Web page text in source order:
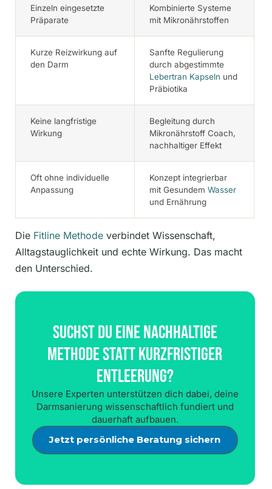
Einzeln eingesetzte
Präparate
Kombinierte Systeme
mit Mikronährstoffen
Kurze Reizwirkung auf
den Darm
Sanfte Regulierung
durch abgestimmte
Lebertran Kapseln und
Präbiotika
Keine langfristige
Wirkung
Begleitung durch
Mikronährstoff Coach,
nachhaltiger Effekt
Oft ohne individuelle
Anpassung
Konzept integrierbar
mit Gesundem Wasser
und Ernährung
Die Fitline Methode verbindet Wissenschaft,
Alltagstauglichkeit und echte Wirkung. Das macht
den Unterschied.
Suchst Du Eine Nachhaltige
Methode Statt Kurzfristiger
Entleerung?
Unsere Experten unterstützen dich dabei, deine
Darmsanierung wissenschaftlich fundiert und
dauerhaft aufbauen.
Jetzt persönliche Beratung sichern